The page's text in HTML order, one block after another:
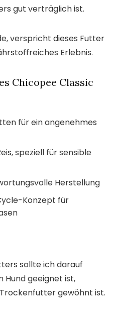
gut verträglich ist.
verspricht dieses Futter
Erlebnis.
Chicopee Classic
für ein angenehmes
speziell für sensible
Herstellung
Konzept für
sollte ich darauf
Hund geeignet ist,
gewöhnt ist.